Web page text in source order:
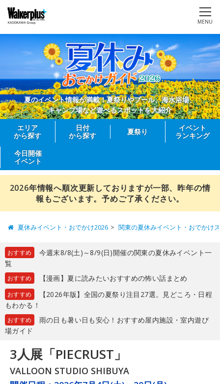
MENU
夏のイベント情報が満載！夏祭りやプール、海水浴場、
キャンプ場など遊べるスポットを大紹介
エリア
から探す
日付
から探す
夏祭り
イベント
ランキング
今日開催
イベント
2026年情報へ順次更新しておりますが一部、昨年の情
報もございます。予めご了承ください。
夏休みイベント・おでかけ2026 関東の夏休みイベント・おでかけ
おすすめ
今週末8/8(土)～8/9(日)開催の関東の夏休みイベント一
覧
おすすめ 【漫画】夏に読みたいおすすめの怖い話まとめ
おすすめ
【2026年版】全国の夏祭り注目27選。見どころ・日程
もわかる！
おすすめ
雨の日も暑い日も安心！おすすめ屋内施設・室内遊び
場ガイド
3人展「PIECRUST」
VALLOON STUDIO SHIBUYA